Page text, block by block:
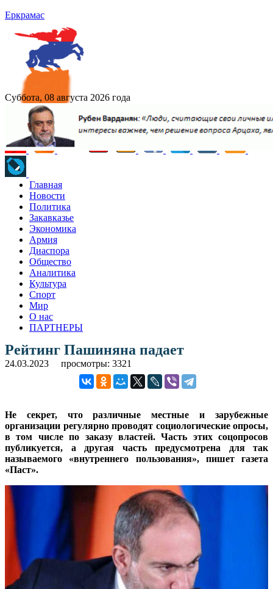
Еркрамас
Суббота, 08 августа 2026 года
Главная
Новости
Политика
Закавказье
Экономика
Армия
Диаспора
Общество
Аналитика
Культура
Спорт
Мир
О нас
ПАРТНЕРЫ
Рейтинг Пашиняна падает
24.03.2023 просмотры: 3321
Не секрет, что различные местные и зарубежные
организации регулярно проводят социологические опросы,
в том числе по заказу властей. Часть этих соцопросов
публикуется, а другая часть предусмотрена для так
называемого «внутреннего пользования», пишет газета
«Паст».